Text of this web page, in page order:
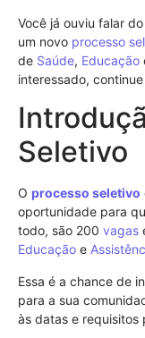
Você já ouviu falar do
um novo processo
de Saúde, Educação
interessado,
Seletivo
O processo seletivo
oportunidade para
todo, são 200 vagas
Educação e
Essa é a chance de
para a sua
às datas e requisitos